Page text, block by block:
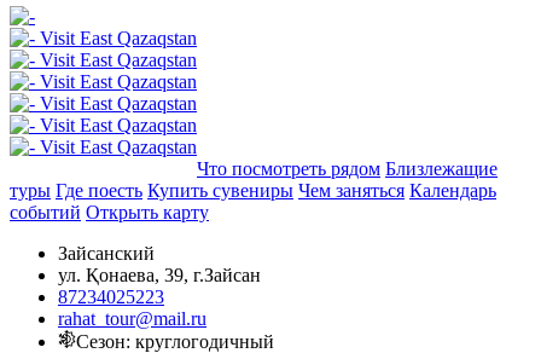
Что посмотреть рядом Близлежащие
туры Где поесть Купить сувениры Чем заняться Календарь
событий Открыть карту
Зайсанский
ул. Қонаева, 39, г.Зайсан
87234025223
rahat_tour@mail.ru
Сезон: круглогодичный